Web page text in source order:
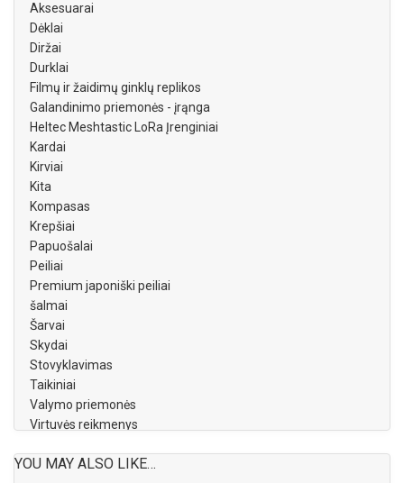
Aksesuarai
Dėklai
Diržai
Durklai
Filmų ir žaidimų ginklų replikos
Galandinimo priemonės - įrąnga
Heltec Meshtastic LoRa Įrenginiai
Kardai
Kirviai
Kita
Kompasas
Krepšiai
Papuošalai
Peiliai
Premium japoniški peiliai
šalmai
Šarvai
Skydai
Stovyklavimas
Taikiniai
Valymo priemonės
Virtuvės reikmenys
YOU MAY ALSO LIKE…